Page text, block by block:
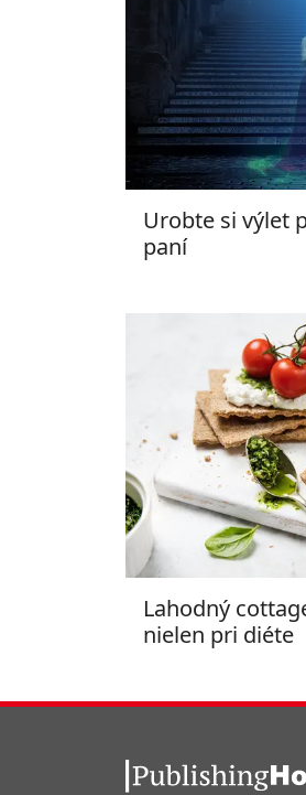
Urobte si výlet
paní
Lahodný
nielen pri diéte